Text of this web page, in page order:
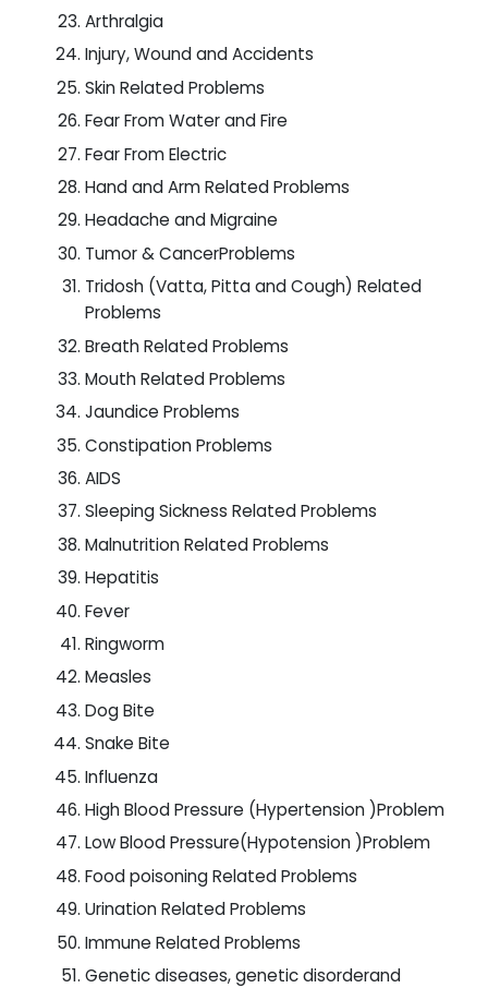
Arthralgia
Injury, Wound and Accidents
Skin Related Problems
Fear From Water and Fire
Fear From Electric
Hand and Arm Related Problems
Headache and Migraine
Tumor & CancerProblems
Tridosh (Vatta, Pitta and Cough) Related
Problems
Breath Related Problems
Mouth Related Problems
Jaundice Problems
Constipation Problems
AIDS
Sleeping Sickness Related Problems
Malnutrition Related Problems
Hepatitis
Fever
Ringworm
Measles
Dog Bite
Snake Bite
Influenza
High Blood Pressure (Hypertension )Problem
Low Blood Pressure(Hypotension )Problem
Food poisoning Related Problems
Urination Related Problems
Immune Related Problems
Genetic diseases, genetic disorderand